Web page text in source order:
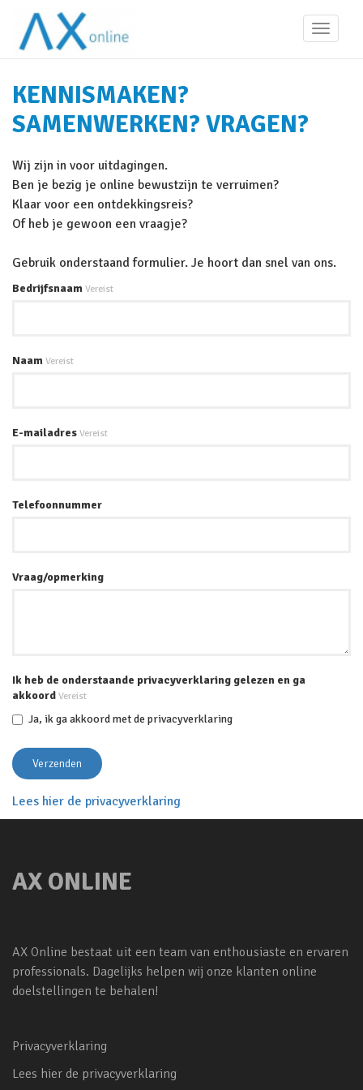
Toggle
KENNISMAKEN?
SAMENWERKEN? VRAGEN?
Wij zijn in voor uitdagingen.
Ben je bezig je online bewustzijn te verruimen?
Klaar voor een ontdekkingsreis?
Of heb je gewoon een vraagje?
Gebruik onderstaand formulier. Je hoort dan snel van ons.
Bedrijfsnaam Vereist
Naam Vereist
E-mailadres Vereist
Telefoonnummer
Vraag/opmerking
Ik heb de onderstaande privacyverklaring gelezen en ga
akkoord Vereist
Ja, ik ga akkoord met de privacyverklaring
Lees hier de privacyverklaring
AX ONLINE
AX Online bestaat uit een team van enthousiaste en ervaren
professionals. Dagelijks helpen wij onze klanten online
doelstellingen te behalen!
Privacyverklaring
Lees hier de privacyverklaring